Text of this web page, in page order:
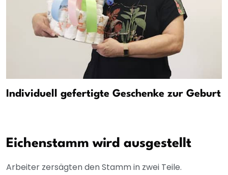
Individuell gefertigte Geschenke zur Geburt
Eichenstamm wird ausgestellt
Arbeiter zersägten den Stamm in zwei Teile.